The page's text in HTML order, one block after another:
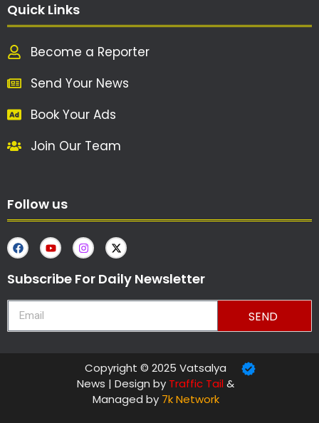
Quick Links
Become a Reporter
Send Your News
Book Your Ads
Join Our Team
Follow us
Subscribe For Daily Newsletter
SEND
Copyright © 2025 Vatsalya
News | Design by Traffic Tail&
Managed by 7k Network